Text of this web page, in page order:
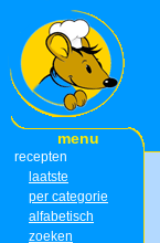
menu
recepten
laatste
per categorie
alfabetisch
zoeken